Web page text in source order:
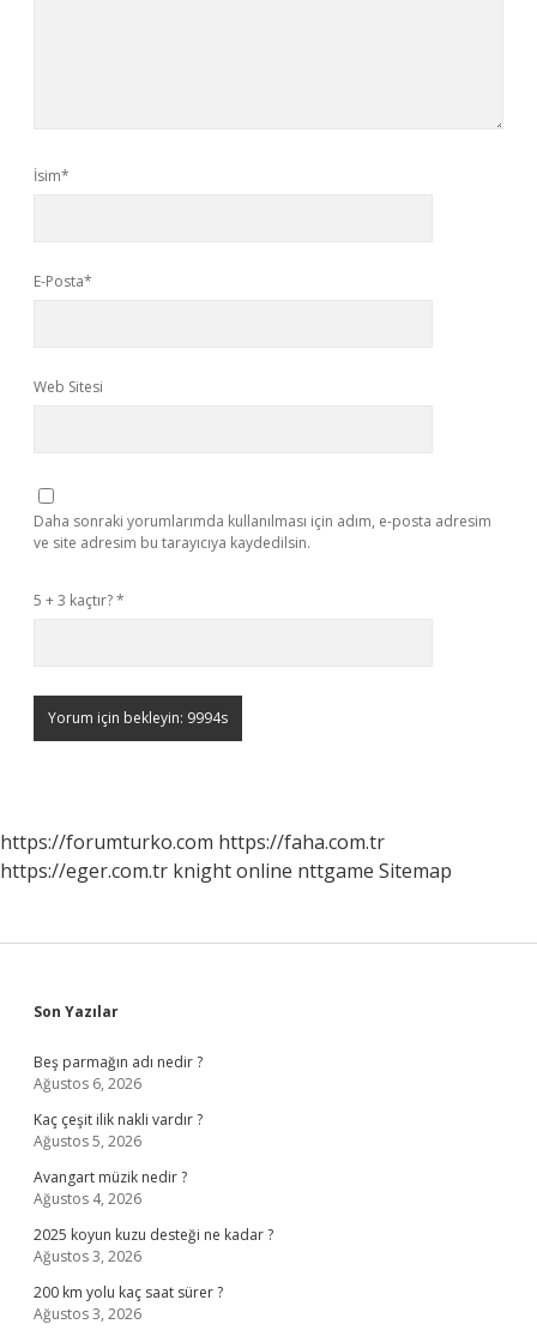
İsim*
E-Posta*
Web Sitesi
Daha sonraki yorumlarımda kullanılması için adım, e-posta adresim
ve site adresim bu tarayıcıya kaydedilsin.
5 + 3 kaçtır?*
https://forumturko.com https://faha.com.tr
https://eger.com.tr knight online nttgame Sitemap
Sidebar
Son Yazılar
Beş parmağın adı nedir ?
Ağustos 6, 2026
Kaç çeşit ilik nakli vardır ?
Ağustos 5, 2026
Avangart müzik nedir ?
Ağustos 4, 2026
2025 koyun kuzu desteği ne kadar ?
Ağustos 3, 2026
200 km yolu kaç saat sürer ?
Ağustos 3, 2026